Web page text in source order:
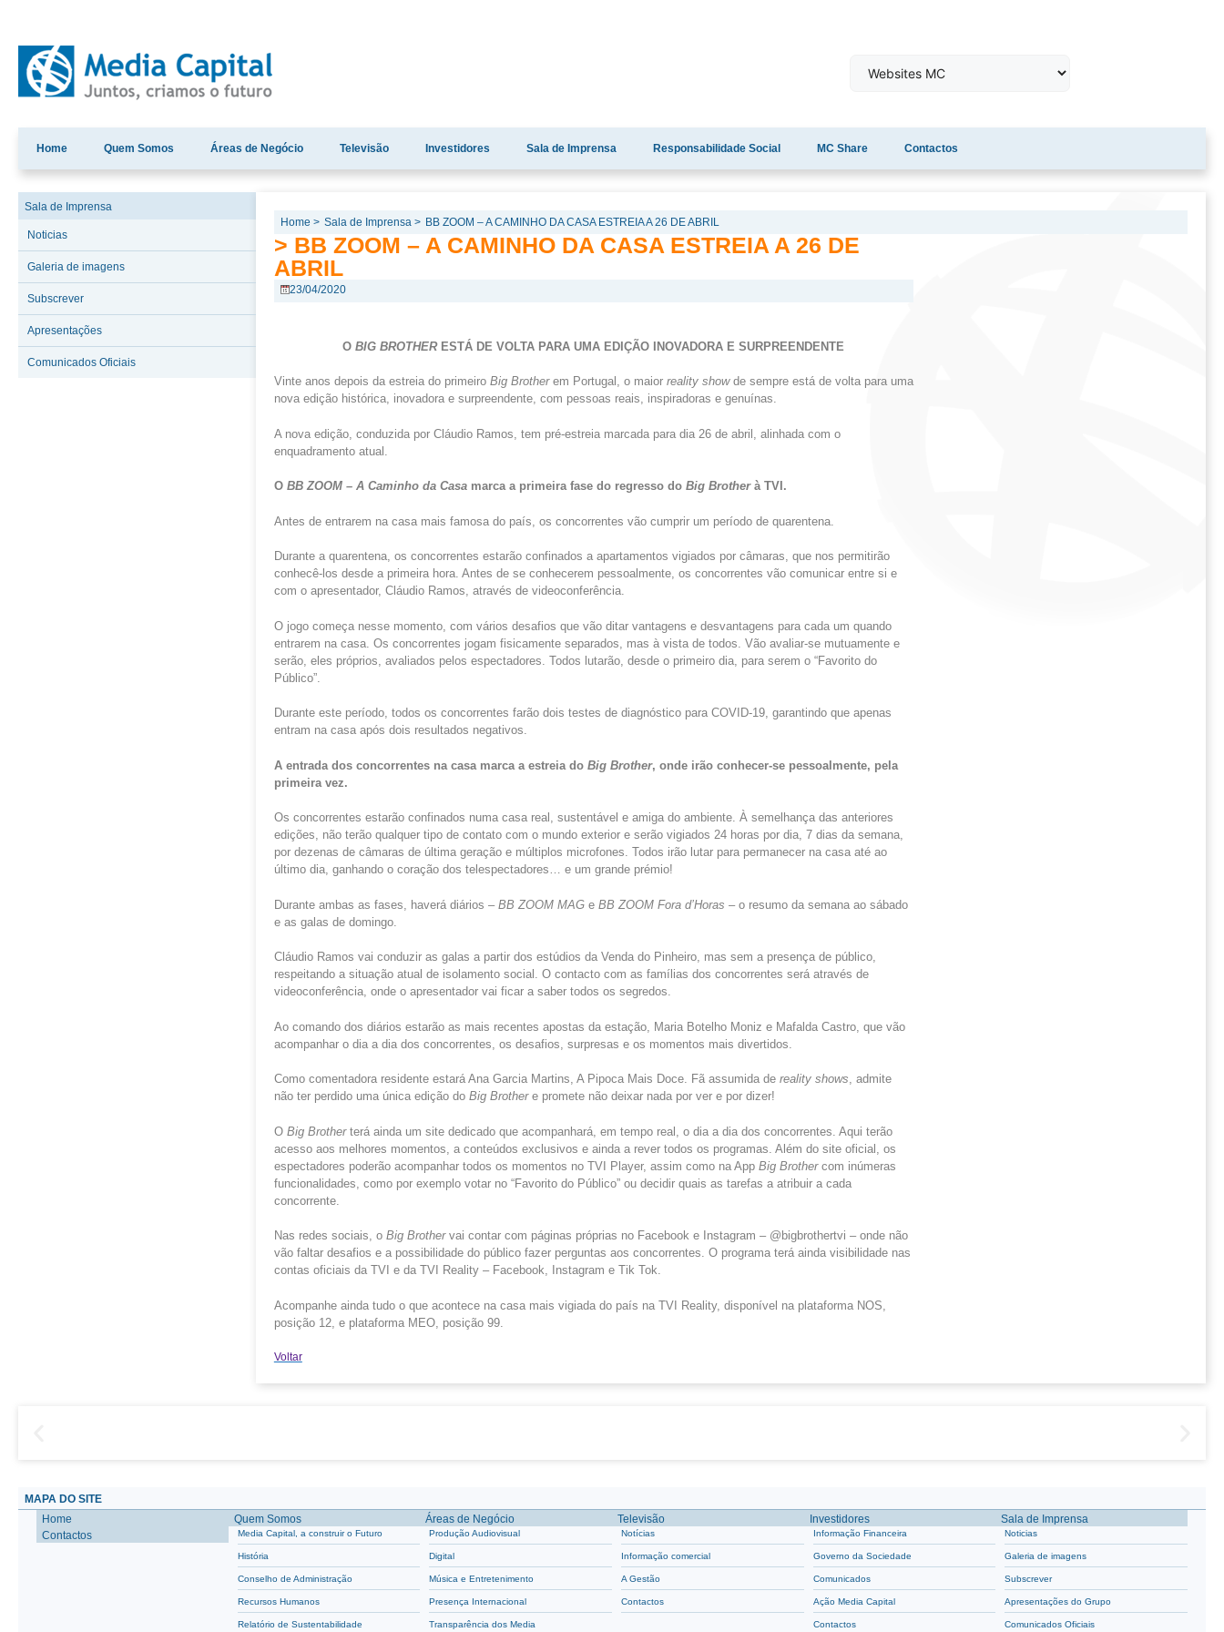
Home Quem Somos Áreas de Negócio Televisão Investidores Sala de Imprensa Responsabilidade Social MC Share Contactos
Sala de Imprensa
Noticias
Galeria de imagens
Subscrever
Apresentações
Comunicados Oficiais
Home > Sala de Imprensa > BB ZOOM – A CAMINHO DA CASA ESTREIA A 26 DE ABRIL
> BB ZOOM – A CAMINHO DA CASA ESTREIA A 26 DE
ABRIL
23/04/2020
OBIG BROTHER ESTÁ DE VOLTA PARA UMA EDIÇÃO INOVADORA E SURPREENDENTE
Vinte anos depois da estreia do primeiro Big Brother em Portugal, o maior reality showde sempre está de volta para uma
nova edição histórica, inovadora e surpreendente, com pessoas reais, inspiradoras e genuínas.
A nova edição, conduzida por Cláudio Ramos, tem pré-estreia marcada para dia 26 de abril, alinhada com o
enquadramento atual.
O BB ZOOM – A Caminho da Casa marca a primeira fase do regresso do Big Brother à TVI.
Antes de entrarem na casa mais famosa do país, os concorrentes vão cumprir um período de quarentena.
Durante a quarentena, os concorrentes estarão confinados a apartamentos vigiados por câmaras, que nos permitirão
conhecê-los desde a primeira hora. Antes de se conhecerem pessoalmente, os concorrentes vão comunicar entre si e
com o apresentador, Cláudio Ramos, através de videoconferência.
O jogo começa nesse momento, com vários desafios que vão ditar vantagens e desvantagens para cada um quando
entrarem na casa. Os concorrentes jogam fisicamente separados, mas à vista de todos. Vão avaliar-se mutuamente e
serão, eles próprios, avaliados pelos espectadores. Todos lutarão, desde o primeiro dia, para serem o “Favorito do
Público”.
Durante este período, todos os concorrentes farão dois testes de diagnóstico para COVID-19, garantindo que apenas
entram na casa após dois resultados negativos.
A entrada dos concorrentes na casa marca a estreia do Big Brother, onde irão conhecer-se pessoalmente, pela
primeira vez.
Os concorrentes estarão confinados numa casa real, sustentável e amiga do ambiente. À semelhança das anteriores
edições, não terão qualquer tipo de contato com o mundo exterior e serão vigiados 24 horas por dia, 7 dias da semana,
por dezenas de câmaras de última geração e múltiplos microfones. Todos irão lutar para permanecer na casa até ao
último dia, ganhando o coração dos telespectadores… e um grande prémio!
Durante ambas as fases, haverá diários – BB ZOOM MAG e BB ZOOM Fora d’Horas – o resumo da semana ao sábado
e as galas de domingo.
Cláudio Ramos vai conduzir as galas a partir dos estúdios da Venda do Pinheiro, mas sem a presença de público,
respeitando a situação atual de isolamento social. O contacto com as famílias dos concorrentes será através de
videoconferência, onde o apresentador vai ficar a saber todos os segredos.
Ao comando dos diários estarão as mais recentes apostas da estação, Maria Botelho Moniz e Mafalda Castro, que vão
acompanhar o dia a dia dos concorrentes, os desafios, surpresas e os momentos mais divertidos.
Como comentadora residente estará Ana Garcia Martins, A Pipoca Mais Doce. Fã assumida de reality shows, admite
não ter perdido uma única edição do Big Brothere promete não deixar nada por ver e por dizer!
O Big Brother terá ainda um site dedicado que acompanhará, em tempo real, o dia a dia dos concorrentes. Aqui terão
acesso aos melhores momentos, a conteúdos exclusivos e ainda a rever todos os programas. Além do site oficial, os
espectadores poderão acompanhar todos os momentos no TVI Player, assim como na App Big Brothercom inúmeras
funcionalidades, como por exemplo votar no “Favorito do Público” ou decidir quais as tarefas a atribuir a cada
concorrente.
Nas redes sociais, o Big Brother vai contar com páginas próprias no Facebook e Instagram – @bigbrothertvi – onde não
vão faltar desafios e a possibilidade do público fazer perguntas aos concorrentes. O programa terá ainda visibilidade nas
contas oficiais da TVI e da TVI Reality – Facebook, Instagram e Tik Tok.
Acompanhe ainda tudo o que acontece na casa mais vigiada do país na TVI Reality, disponível na plataforma NOS,
posição 12, e plataforma MEO, posição 99.
Voltar
MAPA DO SITE
Home
Contactos
Quem Somos
Media Capital, a construir o Futuro
História
Conselho de Administração
Recursos Humanos
Relatório de Sustentabilidade
Áreas de Negócio
Produção Audiovisual
Digital
Música e Entretenimento
Presença Internacional
Transparência dos Media
Televisão
Notícias
Informação comercial
A Gestão
Contactos
Investidores
Informação Financeira
Governo da Sociedade
Comunicados
Ação Media Capital
Contactos
Sala de Imprensa
Noticias
Galeria de imagens
Subscrever
Apresentações do Grupo
Comunicados Oficiais